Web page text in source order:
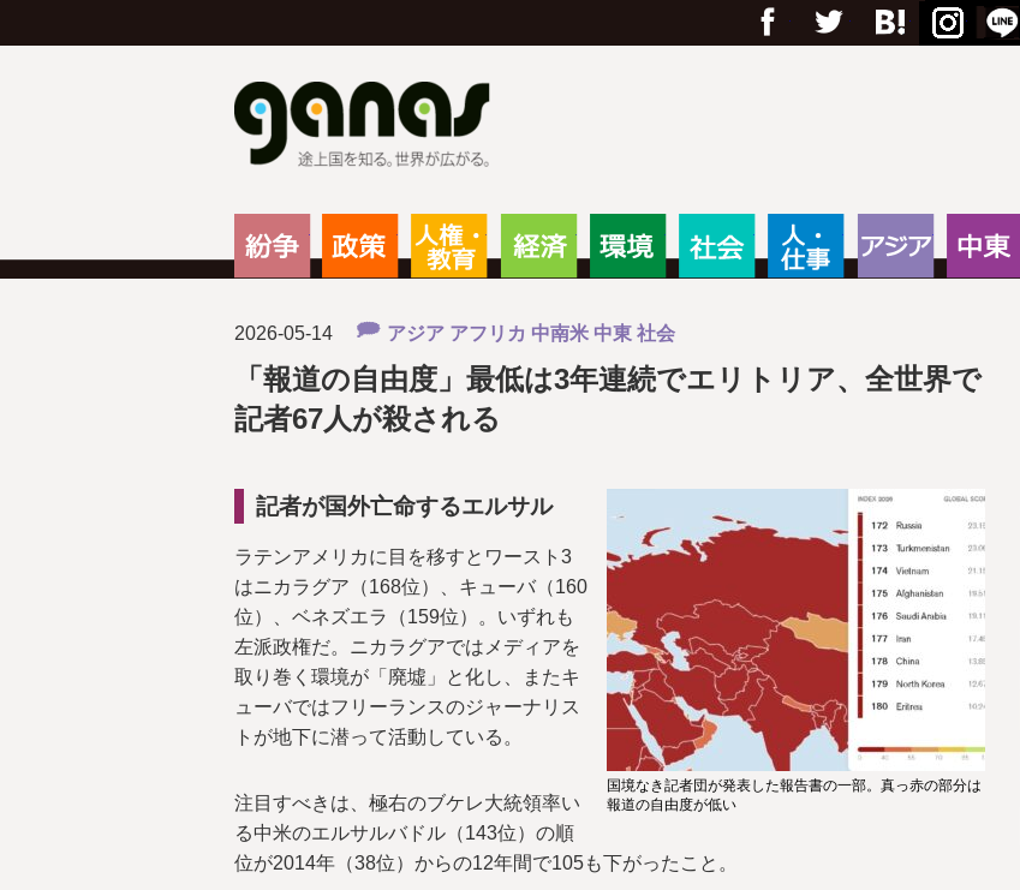
フェイスブック
Twitter Google+はてブ
政策 社会
2026-05-14 アジア アフリカ 中南米 中東 社会
「報道の自由度」最低は3年連続でエリトリア、全世界で
記者67人が殺される
国境なき記者団が発表した報告書の一部。真っ赤の部分は
報道の自由度が低い
記者が国外亡命するエルサル
ラテンアメリカに目を移すとワースト3
はニカラグア（168位）、キューバ（160
位）、ベネズエラ（159位）。いずれも
左派政権だ。ニカラグアではメディアを
取り巻く環境が「廃墟」と化し、またキ
ューバではフリーランスのジャーナリス
トが地下に潜って活動している。
注目すべきは、極右のブケレ大統領率い
る中米のエルサルバドル（143位）の順
位が2014年（38位）からの12年間で105も下がったこと。